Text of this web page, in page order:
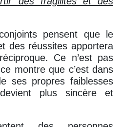
pensent que le
des réussites apportera
Ce n’est pas
montre que c’est dans
ses propres faiblesses
plus sincère et